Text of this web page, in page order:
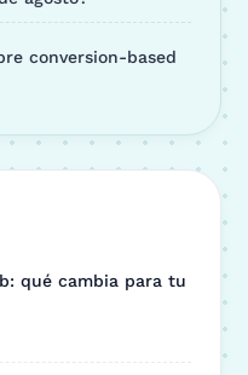
conversion-based
qué cambia para tu